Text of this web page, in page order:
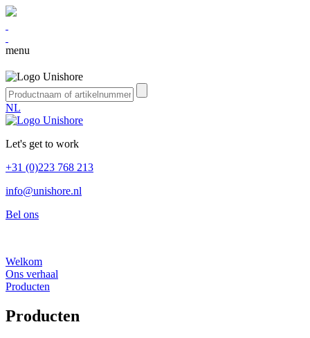
menu
NL
Let's get to work
+31 (0)223 768 213
info@unishore.nl
Bel ons
Welkom
Ons verhaal
Producten
Producten